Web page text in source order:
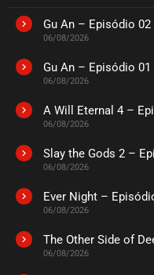
Gu An – Episódio 02
06/08/2026
Gu An – Episódio 01
06/08/2026
A Will Eternal 4 –
06/08/2026
Slay the Gods 2 –
06/08/2026
Ever Night –
06/08/2026
The Other Side of
06/08/2026